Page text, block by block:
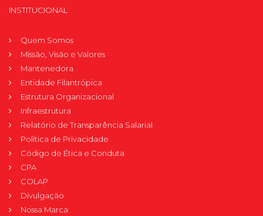
INSTITUCIONAL
Quem Somos
Missão, Visão e Valores
Mantenedora
Entidade Filantrópica
Estrutura Organizacional
Infraestrutura
Relatório de Transparência Salarial
Política de Privacidade
Código de Ética e Conduta
CPA
COLAP
Divulgação
Nossa Marca